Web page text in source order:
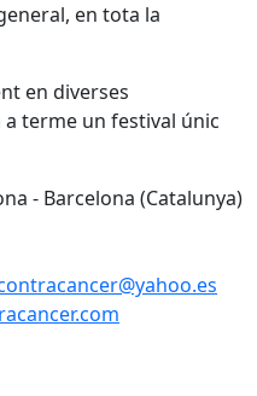
en tota la
en diverses
terme un festival únic
- Barcelona (Catalunya)